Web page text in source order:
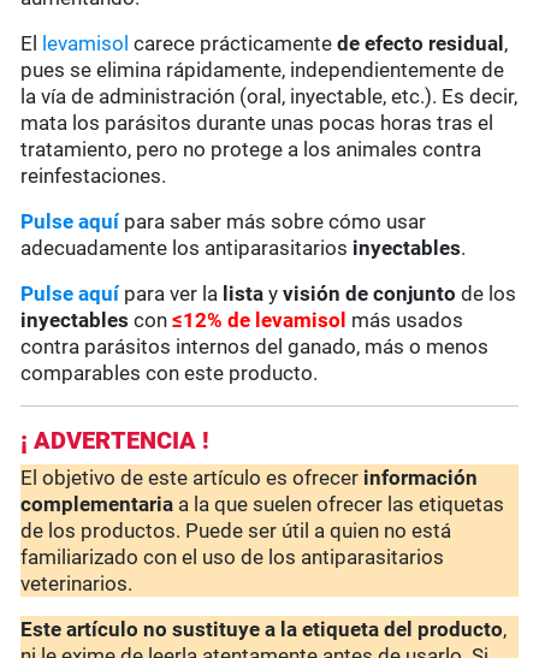
El
levamisol carece prácticamente de efecto residual ,
pues se elimina rápidamente, independientemente de
la vía de administración (oral, inyectable, etc.). Es decir,
mata los parásitos durante unas pocas horas tras el
tratamiento, pero no protege a los animales contra
reinfestaciones.
Pulse aquípara saber más sobre cómo usar
adecuadamente los antiparasitarios inyectables.
Pulse aquí para ver la lista yvisión de conjunto de los
inyectables con≤12% de levamisol más usados
contra parásitos internos del ganado, más o menos
comparables con este producto.
¡ ADVERTENCIA !
El objetivo de este artículo es ofrecer información
complementaria a la que suelen ofrecer las etiquetas
de los productos. Puede ser útil a quien no está
familiarizado con el uso de los antiparasitarios
veterinarios.
Este artículo no sustituye a la etiqueta del producto,